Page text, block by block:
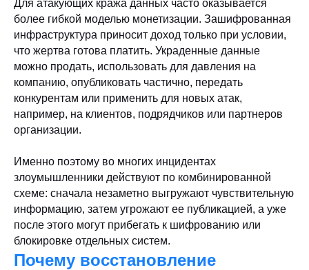
Для атакующих кража данных часто оказывается
более гибкой моделью монетизации. Зашифрованная
инфраструктура приносит доход только при условии,
что жертва готова платить. Украденные данные
можно продать, использовать для давления на
компанию, опубликовать частично, передать
конкурентам или применить для новых атак,
например, на клиентов, подрядчиков или партнеров
организации.
Именно поэтому во многих инцидентах
злоумышленники действуют по комбинированной
схеме: сначала незаметно выгружают чувствительную
информацию, затем угрожают ее публикацией, а уже
после этого могут прибегать к шифрованию или
блокировке отдельных систем.
Почему восстановление